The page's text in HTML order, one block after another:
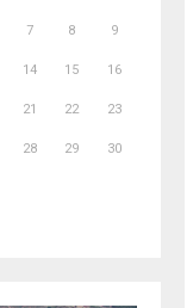
7 8 9
14 15 16
21 22 23
28 29 30